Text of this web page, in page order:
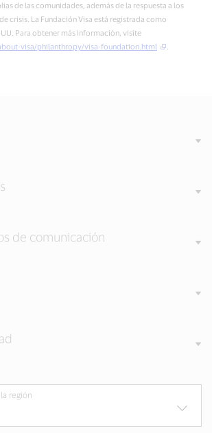
de las comunidades, además de la respuesta a los
crisis. La Fundación Visa está registrada como
UU. Para obtener más información, visite
visa/philanthropy/visa-foundation.html
de comunicación
región